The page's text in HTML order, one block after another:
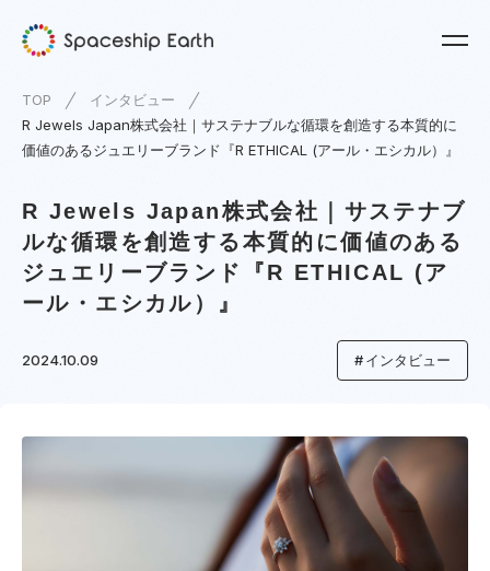
TOP
インタビュー
R Jewels Japan株式会社｜サステナブルな循環を創造する本質的に
価値のあるジュエリーブランド『R ETHICAL (アール・エシカル）』
R Jewels Japan株式会社｜サステナブ
ルな循環を創造する本質的に価値のある
ジュエリーブランド『R ETHICAL (ア
ール・エシカル）』
2024.10.09 インタビュー